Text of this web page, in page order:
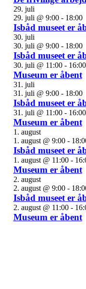
29. juli
29. juli @ 9:00- 18:00
Isbåd museet er
30. juli
30. juli @ 9:00- 18:00
Isbåd museet er
30. juli @ 11:00- 16:00
Museum er åbent
31. juli
31. juli @ 9:00- 18:00
Isbåd museet er
31. juli @ 11:00- 16:00
Museum er åbent
1. august
1. august @ 9:00-
Isbåd museet er
1. august @ 11:00-
Museum er åbent
2. august
2. august @ 9:00-
Isbåd museet er
2. august @ 11:00-
Museum er åbent